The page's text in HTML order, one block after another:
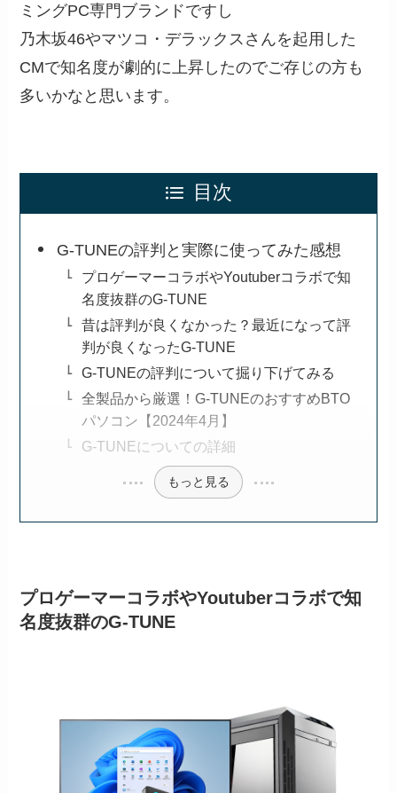
ミングPC専門ブランドですし
乃木坂46やマツコ・デラックスさんを起用した
CMで知名度が劇的に上昇したのでご存じの方も
多いかなと思います。
目次
G-TUNEの評判と実際に使ってみた感想
プロゲーマーコラボやYoutuberコラボで知
名度抜群のG-TUNE
昔は評判が良くなかった？最近になって評
判が良くなったG-TUNE
G-TUNEの評判について掘り下げてみる
全製品から厳選！G-TUNEのおすすめBTO
パソコン【2024年4月】
G-TUNEについての詳細
もっと見る
プロゲーマーコラボやYoutuberコラボで知
名度抜群のG-TUNE